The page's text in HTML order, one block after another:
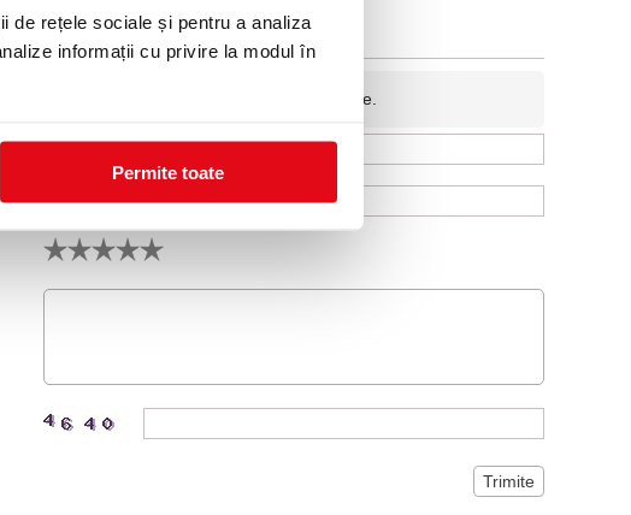
de rețele sociale și pentru a analiza
informații cu privire la modul în
Permite toate
ramane confidentiala si nu va fi afisata pe site.